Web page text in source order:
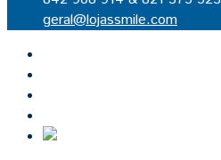
geral@lojassmile.com